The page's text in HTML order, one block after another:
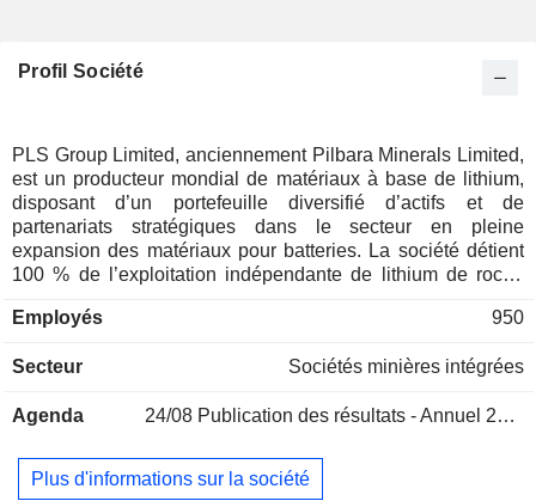
Profil Société
PLS Group Limited, anciennement Pilbara Minerals Limited,
est un producteur mondial de matériaux à base de lithium,
disposant d’un portefeuille diversifié d’actifs et de
partenariats stratégiques dans le secteur en pleine
expansion des matériaux pour batteries. La société détient
100 % de l’exploitation indépendante de lithium de roche
Lithium au Brésil. La société est également intégrée à la
avec POSCO Pilbara Lithium Solution Co. Ltd en Corée du
batterie. L'exploitation de Pilgangoora est située à 140
de Pilbara, riche en ressources, en Australie-Occidentale,
sur les terres de Nyamal et de Kariyarra. Le projet Colina est
Employés 950
Secteur Sociétés minières intégrées
Agenda 24/08 Publication des résultats - Annuel 2026
Plus d'informations sur la société